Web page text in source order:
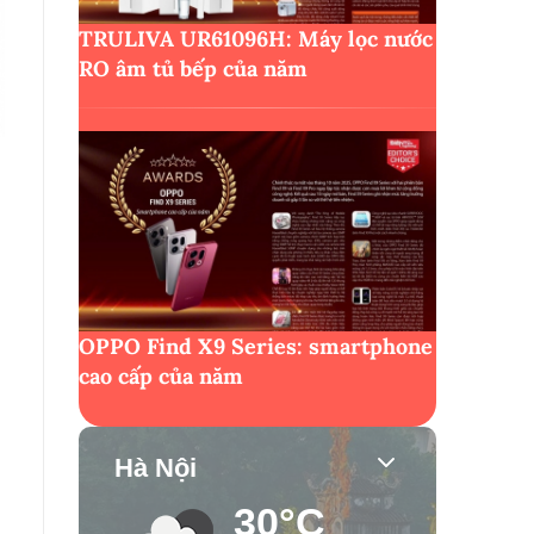
TRULIVA UR61096H: Máy lọc nước
RO âm tủ bếp của năm
OPPO Find X9 Series: smartphone
cao cấp của năm
Hà Nội
30°C